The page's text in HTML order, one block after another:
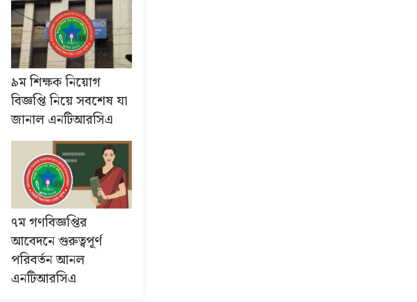
৯ম শিক্ষক নিয়োগ
বিজ্ঞপ্তি নিয়ে সবশেষ যা
জানাল এনটিআরসিএ
৭ম গণবিজ্ঞপ্তির
আবেদনে গুরুত্বপূর্ণ
পরিবর্তন আনল
এনটিআরসিএ